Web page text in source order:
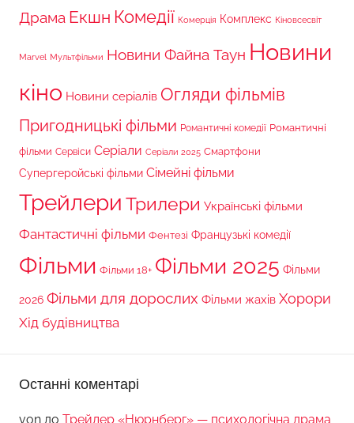
Драма Екшн Комедії Комерція Комплекс Кіновсесвіт
Marvel Мультфільми Новини Файна Таун Новини
кіно Новини серіалів Огляди фільмів
Пригодницькі фільми Романтичні комедії Романтичні
фільми Сервіси Серіали Серіали 2025 Смартфони
Супергеройські фільми Сімейні фільми
Трейлери Трилери Українські фільми
Фантастичні фільми Фентезі Французькі комедії
Фільми Фільми 18+ Фільми 2025 Фільми
2026 Фільми для дорослих Фільми жахів Хорори
Хід будівництва
Останні коментарі
von до Трейлер «Нюрнберг» — психологічна драма